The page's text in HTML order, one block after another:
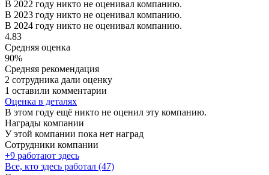
В 2022 году никто не оценивал компанию.
В 2023 году никто не оценивал компанию.
В 2024 году никто не оценивал компанию.
4.83
Средняя оценка
90%
Средняя рекомендация
2 сотрудника дали оценку
1 оставили комментарии
Оценка в деталях
В этом году ещё никто не оценил эту компанию.
Награды компании
У этой компании пока нет наград
Сотрудники компании
+9 работают здесь
Все, кто здесь работал (47)